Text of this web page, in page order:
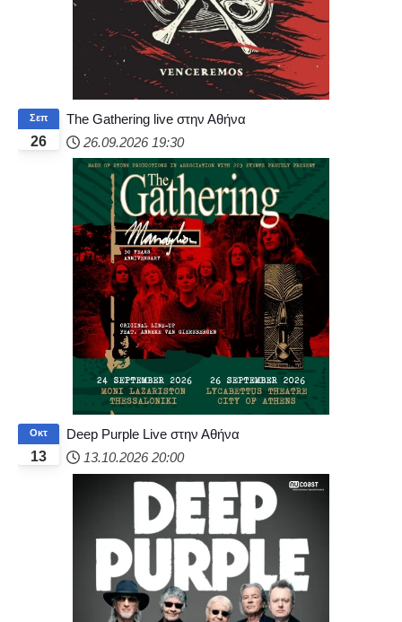
26
Σεπ
The Gathering live στην Αθήνα
26.09.2026 19:30
13
Οκτ
Deep Purple Live στην Αθήνα
13.10.2026 20:00